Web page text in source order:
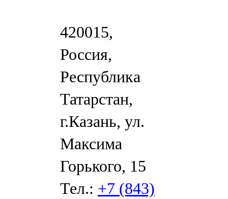
420015,
Россия,
Республика
Татарстан,
г.Казань, ул.
Максима
Горького, 15
Тел.: +7 (843)